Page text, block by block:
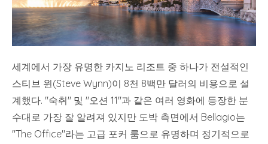
세계에서 가장 유명한 카지노 리조트 중 하나가 전설적인
스티브 윈(Steve Wynn)이 8천 8백만 달러의 비용으로 설
계했다. "숙취" 및 "오션 11"과 같은 여러 영화에 등장한 분
수대로 가장 잘 알려져 있지만 도박 측면에서 Bellagio는
"The Office"라는 고급 포커 룸으로 유명하며 정기적으로